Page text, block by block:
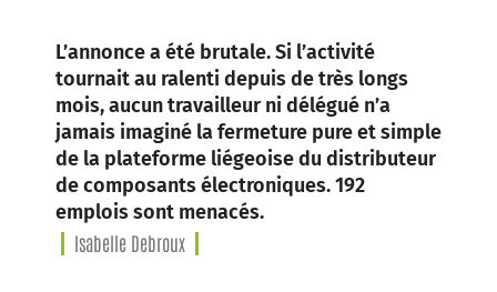
L’annonce a été brutale. Si l’activité
tournait au ralenti depuis de très longs
mois, aucun travailleur ni délégué n’a
jamais imaginé la fermeture pure et simple
de la plateforme liégeoise du distributeur
de composants électroniques. 192
emplois sont menacés.
Isabelle Debroux